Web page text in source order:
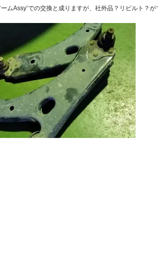
ムAssy’での交換と成りますが、社外品？リビルト？が